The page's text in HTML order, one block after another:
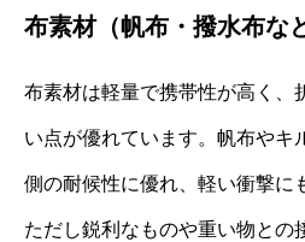
布素材（帆布・撥水布な
布素材は軽量で携帯性が高く、
い点が優れています。帆布やキ
側の耐候性に優れ、軽い衝撃に
ただし鋭利なものや重い物との